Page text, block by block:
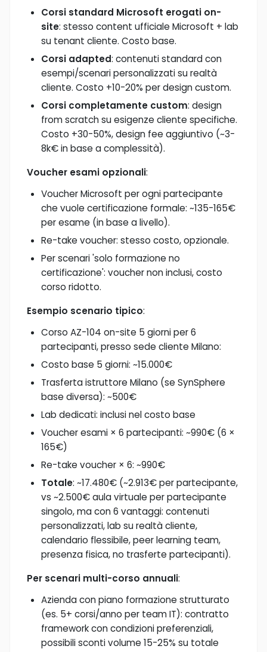
Corsi standard Microsoft erogati on-
site: stesso content ufficiale Microsoft + lab
su tenant cliente. Costo base.
Corsi adapted: contenuti standard con
esempi/scenari personalizzati su realtà
cliente. Costo +10-20% per design custom.
Corsi completamente custom: design
from scratch su esigenze cliente specifiche.
Costo +30-50%, design fee aggiuntivo (~3-
8k€ in base a complessità).
Voucher esami opzionali:
Voucher Microsoft per ogni partecipante
che vuole certificazione formale: ~135-165€
per esame (in base a livello).
Re-take voucher: stesso costo, opzionale.
Per scenari 'solo formazione no
certificazione': voucher non inclusi, costo
corso ridotto.
Esempio scenario tipico:
Corso AZ-104 on-site 5 giorni per 6
partecipanti, presso sede cliente Milano:
Costo base 5 giorni: ~15.000€
Trasferta istruttore Milano (se SynSphere
base diversa): ~500€
Lab dedicati: inclusi nel costo base
Voucher esami × 6 partecipanti: ~990€ (6 ×
165€)
Re-take voucher × 6: ~990€
Totale: ~17.480€ (~2.913€ per partecipante,
vs ~2.500€ aula virtuale per partecipante
singolo, ma con 6 vantaggi: contenuti
personalizzati, lab su realtà cliente,
calendario flessibile, peer learning team,
presenza fisica, no trasferte partecipanti).
Per scenari multi-corso annuali:
Azienda con piano formazione strutturato
(es. 5+ corsi/anno per team IT): contratto
framework con condizioni preferenziali,
possibili sconti volume 15-25% su totale